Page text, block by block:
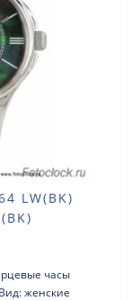
LW(BK)
часы
женские